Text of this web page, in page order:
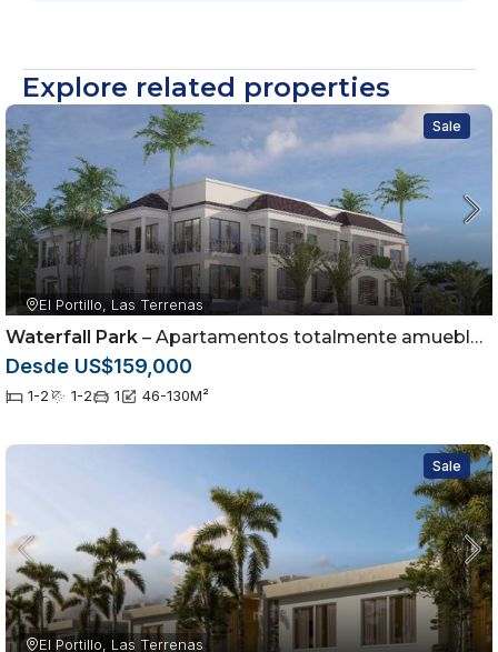
Explore related properties
Sale
El Portillo, Las Terrenas
Waterfall Park – Apartamentos totalmente amueblados en Las Terrenas, Samaná
Desde US$159,000
1-2 1-2 1 46-130M²
Sale
El Portillo, Las Terrenas